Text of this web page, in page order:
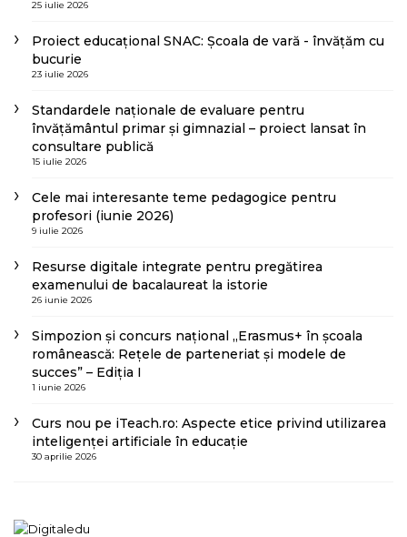
25 iulie 2026
Proiect educațional SNAC: Școala de vară - învățăm cu
bucurie
23 iulie 2026
Standardele naționale de evaluare pentru
învățământul primar și gimnazial – proiect lansat în
consultare publică
15 iulie 2026
Cele mai interesante teme pedagogice pentru
profesori (iunie 2026)
9 iulie 2026
Resurse digitale integrate pentru pregătirea
examenului de bacalaureat la istorie
26 iunie 2026
Simpozion și concurs național „Erasmus+ în școala
românească: Rețele de parteneriat și modele de
succes” – Ediția I
1 iunie 2026
Curs nou pe iTeach.ro: Aspecte etice privind utilizarea
inteligenței artificiale în educație
30 aprilie 2026